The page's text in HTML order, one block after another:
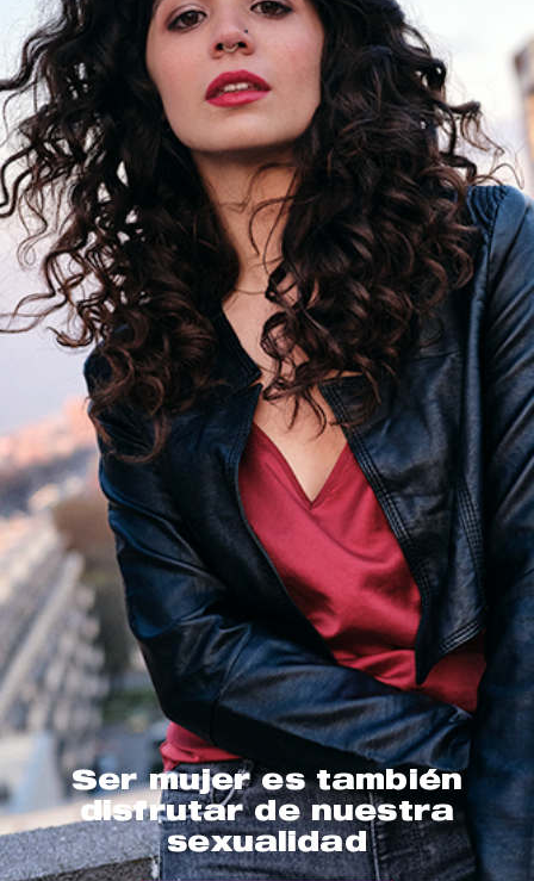
Ser mujer es también
disfrutar de nuestra
sexualidad